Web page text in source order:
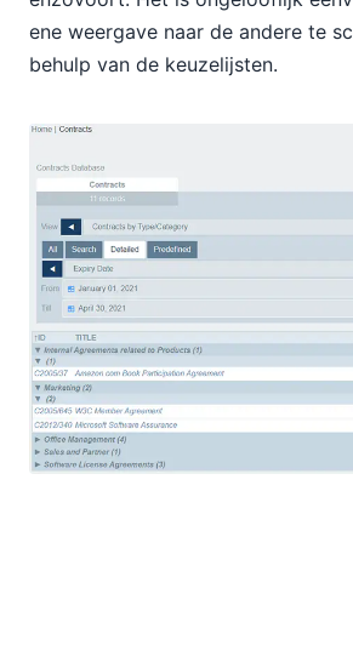
ene weergave naar de andere te
behulp van de keuzelijsten.